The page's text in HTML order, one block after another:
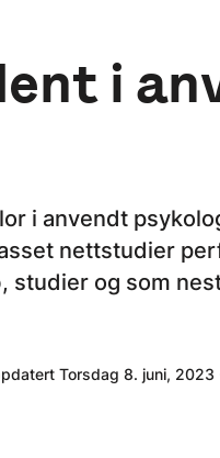
i
i anvendt
nettstudier
studier og som
Torsdag 8. juni, 2023